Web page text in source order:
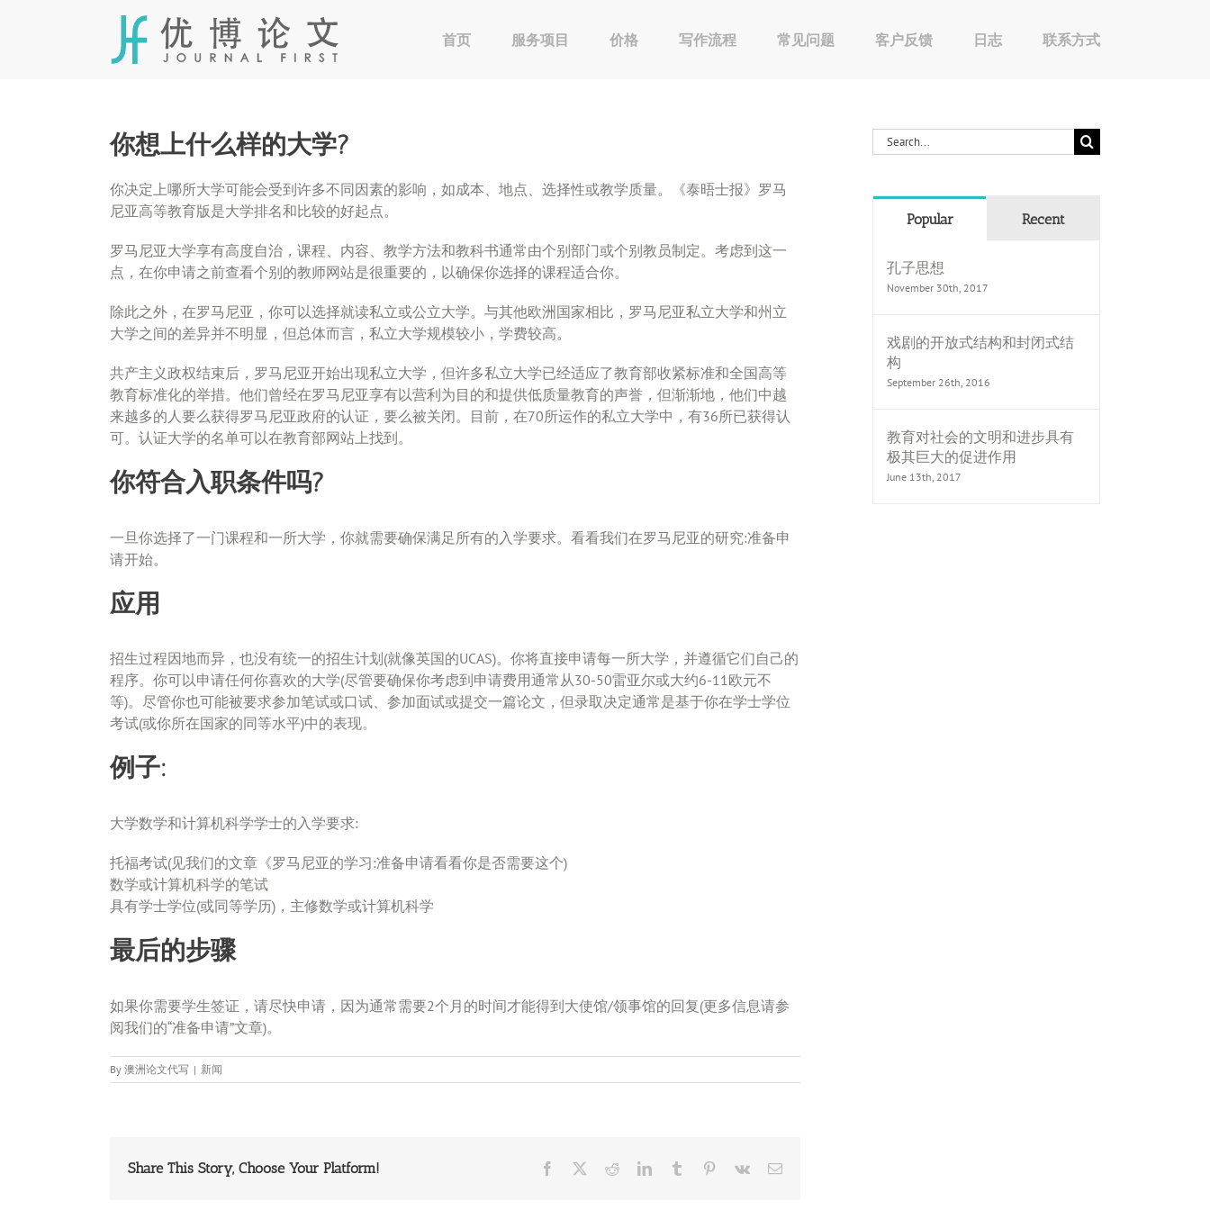
首页 服务项目 价格 写作流程 常见问题 客户反馈 日志 联系方式
你想上什么样的大学?
你决定上哪所大学可能会受到许多不同因素的影响，如成本、地点、选择性或教学质量。《泰晤士报》罗马
尼亚高等教育版是大学排名和比较的好起点。
罗马尼亚大学享有高度自治，课程、内容、教学方法和教科书通常由个别部门或个别教员制定。考虑到这一
点，在你申请之前查看个别的教师网站是很重要的，以确保你选择的课程适合你。
除此之外，在罗马尼亚，你可以选择就读私立或公立大学。与其他欧洲国家相比，罗马尼亚私立大学和州立
大学之间的差异并不明显，但总体而言，私立大学规模较小，学费较高。
共产主义政权结束后，罗马尼亚开始出现私立大学，但许多私立大学已经适应了教育部收紧标准和全国高等
教育标准化的举措。他们曾经在罗马尼亚享有以营利为目的和提供低质量教育的声誉，但渐渐地，他们中越
来越多的人要么获得罗马尼亚政府的认证，要么被关闭。目前，在70所运作的私立大学中，有36所已获得认
可。认证大学的名单可以在教育部网站上找到。
你符合入职条件吗?
一旦你选择了一门课程和一所大学，你就需要确保满足所有的入学要求。看看我们在罗马尼亚的研究:准备申
请开始。
应用
招生过程因地而异，也没有统一的招生计划(就像英国的UCAS)。你将直接申请每一所大学，并遵循它们自己的
程序。你可以申请任何你喜欢的大学(尽管要确保你考虑到申请费用通常从30-50雷亚尔或大约6-11欧元不
等)。尽管你也可能被要求参加笔试或口试、参加面试或提交一篇论文，但录取决定通常是基于你在学士学位
考试(或你所在国家的同等水平)中的表现。
例子:
大学数学和计算机科学学士的入学要求:
托福考试(见我们的文章《罗马尼亚的学习:准备申请看看你是否需要这个)
数学或计算机科学的笔试
具有学士学位(或同等学历)，主修数学或计算机科学
最后的步骤
如果你需要学生签证，请尽快申请，因为通常需要2个月的时间才能得到大使馆/领事馆的回复(更多信息请参
阅我们的“准备申请”文章)。
By 澳洲论文代写 | 新闻
Share This Story, Choose Your Platform! Facebook RedditLinkedInTumblr Pinterest
Vk Email
Search
for:
Popular Recent
孔子思想
November 30th, 2017
戏剧的开放式结构和封闭式结
构
September 26th, 2016
教育对社会的文明和进步具有
极其巨大的促进作用
June 13th, 2017